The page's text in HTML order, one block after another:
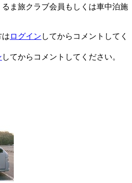
ま旅クラブ会員もしくは車中泊施
は ログイン してからコメントしてく
してからコメントしてください。